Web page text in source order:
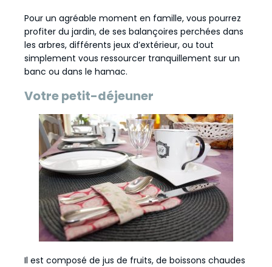
Pour un agréable moment en famille, vous pourrez
profiter du jardin, de ses balançoires perchées dans
les arbres, différents jeux d’extérieur, ou tout
simplement vous ressourcer tranquillement sur un
banc ou dans le hamac.
Votre petit-déjeuner
Il est composé de jus de fruits, de boissons chaudes